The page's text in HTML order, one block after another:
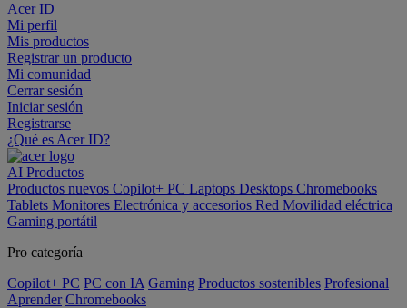
Acer ID
Mi perfil
Mis productos
Registrar un producto
Mi comunidad
Cerrar sesión
Iniciar sesión
Registrarse
¿Qué es Acer ID?
AI Productos
Productos nuevos Copilot+ PC Laptops Desktops Chromebooks
Tablets Monitores Electrónica y accesorios Red Movilidad eléctrica
Gaming portátil
Pro categoría
Copilot+ PC PC con IA Gaming Productos sostenibles Profesional
Aprender Chromebooks